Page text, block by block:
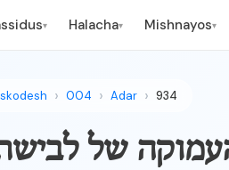
▾ Halacha▾ Mishnayos▾
004 Adar 934
של